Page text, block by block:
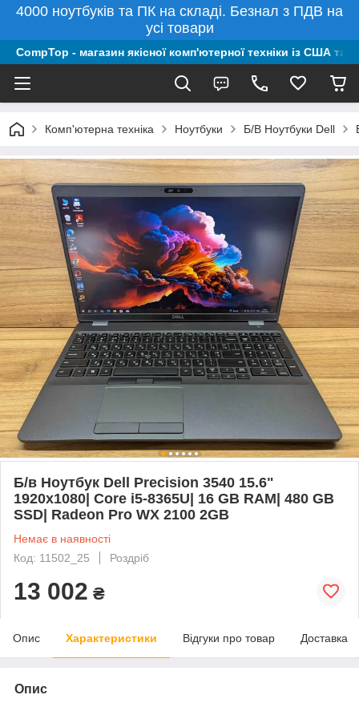
4000 ноутбуків та ПК на складі. Безнал з ПДВ на
усі товари
CompTop - магазин якісної комп'ютерної техніки із США та
Комп'ютерна техніка Ноутбуки Б/В Ноутбуки Dell
Б/в Ноутбук Dell Precision 3540 15.6"
1920x1080| Core i5-8365U| 16 GB RAM| 480 GB
SSD| Radeon Pro WX 2100 2GB
Немає в наявності
Код: 11502_25
Роздріб
13 002 ₴
Опис Характеристики Відгуки про товар Доставка
Опис